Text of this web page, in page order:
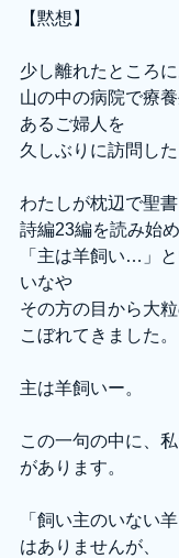
【黙想】
少し離れたところに
山の中の病院で療
あるご婦人を
久しぶりに訪問した
わたしが枕辺で聖書
詩編23編を読み始め
「主は羊飼い…」
いなや
その方の目から大
こぼれてきました。
主は羊飼いー。
この一句の中に、
があります。
「飼い主のいない
はありませんが、